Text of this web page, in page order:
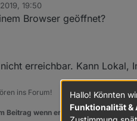
19:50
Browser geöffnet?
erreichbar. Kann Lokal,
ins Forum!
Beitrag wenn er euch geholfen hat.
Hallo! Könnten
Funktionalität &